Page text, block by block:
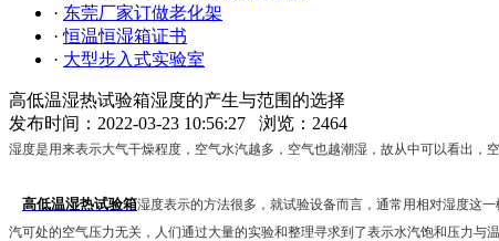
· 东莞厂家订做老化架
·恒温恒湿箱证书
· 大型步入式实验室
高低温湿热试验箱湿度的产生与范围的选择
发布时间：2022-03-23 10:56:27 浏览：2464
湿度是用来表示大气干燥程度，空气水汽越多，空气也越潮湿，故从中可以看出，空
高低温湿热试验箱湿度表示的方法很多，就试验设备而言，通常用相对湿度这
汽可处的空气压力无关，人们通过大量的实验和整理寻求到了表示水汽饱和压力与